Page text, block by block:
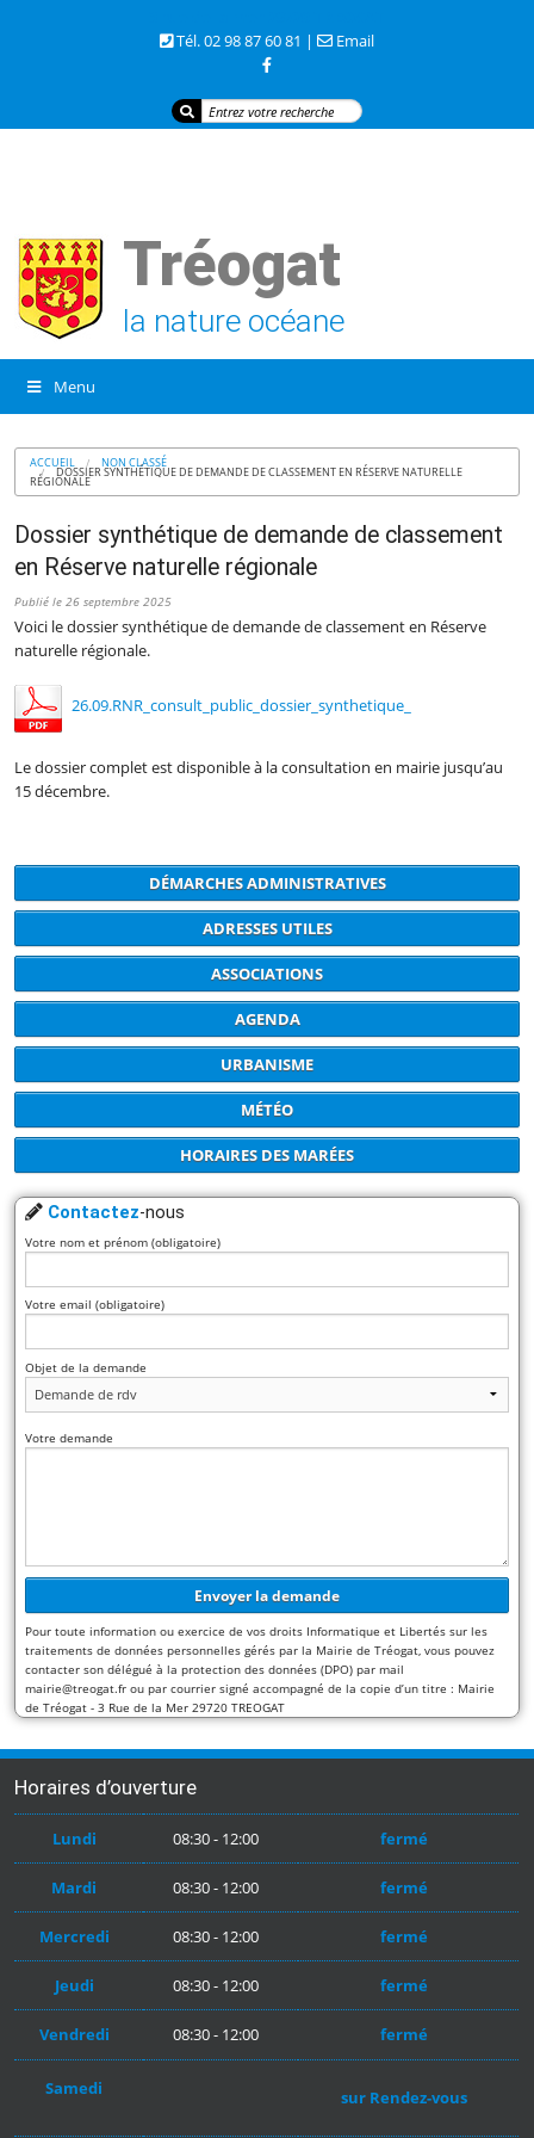
Tél. 02 98 87 60 81 |
Email
Tréogat
la nature océane
Menu
ACCUEIL NON CLASSÉ
DOSSIER SYNTHÉTIQUE DE DEMANDE DE CLASSEMENT EN RÉSERVE NATURELLE
RÉGIONALE
Dossier synthétique de demande de classement
en Réserve naturelle régionale
Publié le 26 septembre 2025
Voici le dossier synthétique de demande de classement en Réserve
naturelle régionale.
26.09.RNR_consult_public_dossier_synthetique_
Le dossier complet est disponible à la consultation en mairie jusqu’au
15 décembre.
DÉMARCHES ADMINISTRATIVES
ADRESSES UTILES
ASSOCIATIONS
AGENDA
URBANISME
MÉTÉO
HORAIRES DES MARÉES
Contactez-nous
Votre nom et prénom (obligatoire)
Votre email (obligatoire)
Objet de la demande
Votre demande
Pour toute information ou exercice de vos droits Informatique et Libertés sur les
traitements de données personnelles gérés par la Mairie de Tréogat, vous pouvez
contacter son délégué à la protection des données (DPO) par mail
mairie@treogat.fr ou par courrier signé accompagné de la copie d’un titre : Mairie
de Tréogat - 3 Rue de la Mer 29720 TREOGAT
Horaires d’ouverture
Lundi 08:30 - 12:00 fermé
Mardi 08:30 - 12:00 fermé
Mercredi 08:30 - 12:00 fermé
Jeudi 08:30 - 12:00 fermé
Vendredi 08:30 - 12:00 fermé
Samedi sur Rendez-vous